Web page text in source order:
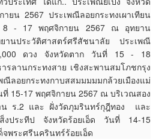
ยน 2567 ประเพณีลอยกระทงเผาเทียน
8 - 17 พฤศจิกายน 2567 ณ อุทยาน
านประวัติศาสตร์ศรีสัชนาลัย ประเพณี
ดวง จังหวัดตาก วันที่ 15 - 18
ลานกระทงสาย เชิงสะพานสมโภชกรุง
อยกระทงกาบสสมมมมมกล้วยเมืองแม่
15-17 พฤศจิกายน 2567 ณ บริเวณสอง
น ร.2 และ ฝั่งวัดภุมรินทร์กุฎีทอง และ
ประทีป จังหวัดร้อยเอ็ด วันที่ 14-15
พระศรีนครินทร์ร้อยเอ็ด